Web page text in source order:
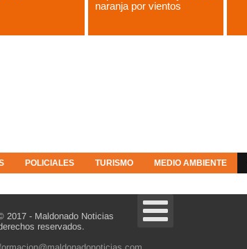
naranja por vientos
POLICIALES TURISMO MEDIO AMBIENTE
2017 - Maldonado Noticias
reservados.